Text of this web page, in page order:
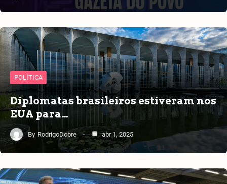
POLÍTICA
Diplomatas brasileiros estiveram nos
EUA para…
By RodrigoDobre abr 1, 2025